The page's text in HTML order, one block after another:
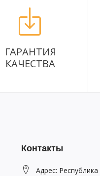
ГАРАНТИЯ
КАЧЕСТВА
Контакты
Адрес: